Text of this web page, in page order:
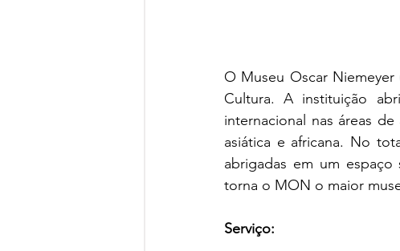
O Museu Oscar
Cultura. A instituição
internacional nas áreas
asiática e africana. No
abrigadas em um
torna o MON o maior
Serviço: